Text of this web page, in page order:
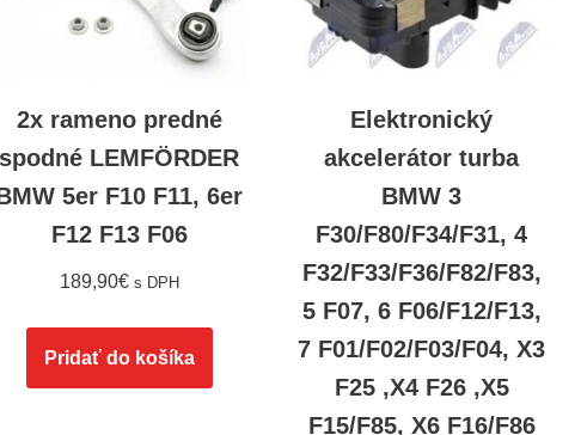
2x rameno predné
spodné LEMFÖRDER
5er F10 F11, 6er
F12 F13 F06
189,90€ s DPH
Pridať do košíka
Elektronický
akcelerátor turba
BMW 3
F30/F80/F34/F31, 4
F32/F33/F36/F82/F83,
5 F07, 6 F06/F12/F13,
7 F01/F02/F03/F04, X3
F25 ,X4 F26 ,X5
F15/F85, X6 F16/F86